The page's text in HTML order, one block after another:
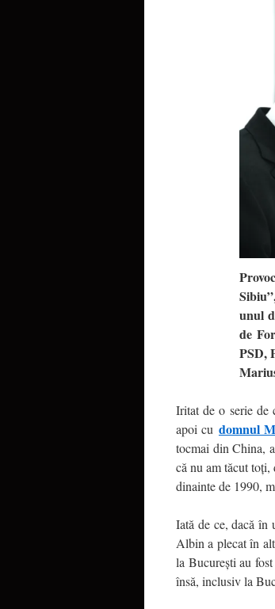
unul
de
PSD,
Iritat de o serie de
apoi cu domnul
tocmai din China,
că nu am tăcut toți,
dinainte de 1990,
Iată de ce, dacă în
Albin a plecat în
la București au
însă, inclusiv la